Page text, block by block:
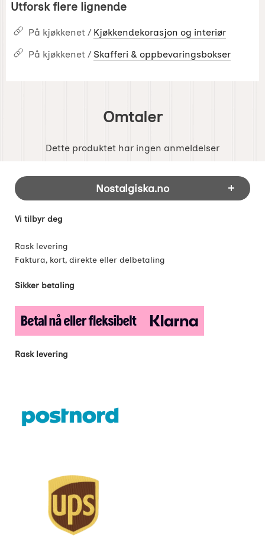
Utforsk flere lignende
På kjøkkenet / Kjøkkendekorasjon og interiør
På kjøkkenet / Skafferi & oppbevaringsbokser
Omtaler
Dette produktet har ingen anmeldelser
Footer-innhold Blandet informasjon og
Nostalgiska.no
Vi tilbyr deg
Rask levering
Faktura, kort, direkte eller delbetaling
Sikker betaling
Rask levering